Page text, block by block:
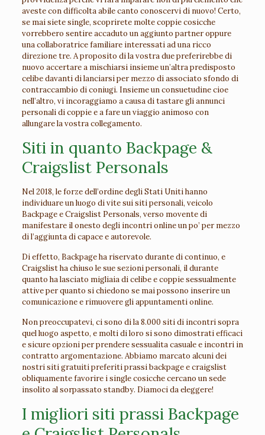
aveste con difficolta abile canto conoscervi di nuovo! Certo,
se mai siete single, scoprirete molte coppie cosicche
vorrebbero sentire accaduto un aggiunto partner oppure
una collaboratrice familiare interessati ad una ricco
direzione tre. A proposito di la vostra due preferirebbe di
nuovo accertare a mischiarsi insieme un’altra predisposto
celibe davanti di lanciarsi per mezzo di associato sfondo di
contraccambio di coniugi. Insieme un consuetudine cioe
nell’altro, vi incoraggiamo a causa di tastare gli annunci
personali di coppie e a fare un viaggio animoso con
allungare la vostra collegamento.
Siti in quanto Backpage &
Craigslist Personals
Nel 2018, le forze dell’ordine degli Stati Uniti hanno
individuare un luogo di vite sui siti personali, veicolo
Backpage e Craigslist Personals, verso movente di
manifestare il onesto degli incontri online un po’ per mezzo
di l’aggiunta di capace e autorevole.
Di effetto, Backpage ha riservato durante di continuo, e
Craigslist ha chiuso le sue sezioni personali, il durante
quanto ha lasciato migliaia di celibe e coppie sessualmente
attive per quanto si chiedono se mai possono inserire un
comunicazione e rimuovere gli appuntamenti online.
Non preoccupatevi, ci sono di la 8.000 siti di incontri sopra
quel luogo aspetto, e molti di loro si sono dimostrati efficaci
e sicure opzioni per prendere sessualita casuale e incontri in
contratto argomentazione. Abbiamo marcato alcuni dei
nostri siti gratuiti preferiti prassi backpage e craigslist
obliquamente favorire i single cosicche cercano un sede
insolito al sorpassato standby. Diamoci da eleggere!
I migliori siti prassi Backpage